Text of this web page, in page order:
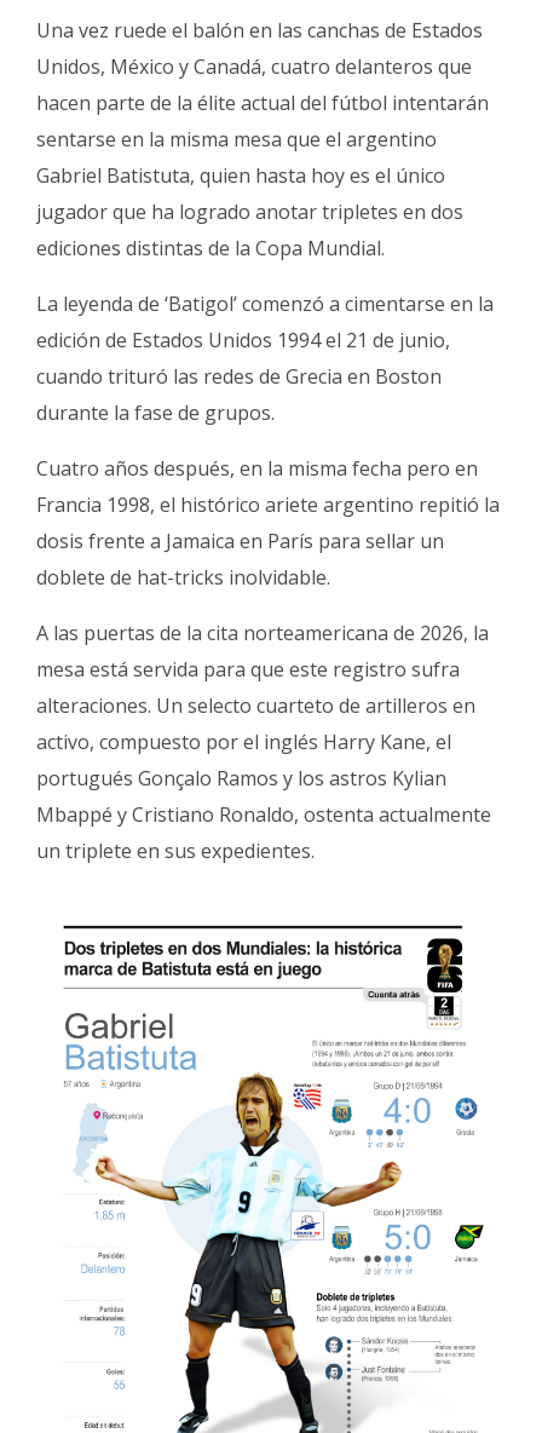
Una vez ruede el balón en las canchas de Estados
Unidos, México y Canadá, cuatro delanteros que
hacen parte de la élite actual del fútbol intentarán
sentarse en la misma mesa que el argentino
Gabriel Batistuta, quien hasta hoy es el único
jugador que ha logrado anotar tripletes en dos
ediciones distintas de la Copa Mundial.
La leyenda de ‘Batigol’ comenzó a cimentarse en la
edición de Estados Unidos 1994 el 21 de junio,
cuando trituró las redes de Grecia en Boston
durante la fase de grupos.
Cuatro años después, en la misma fecha pero en
Francia 1998, el histórico ariete argentino repitió la
dosis frente a Jamaica en París para sellar un
doblete de hat-tricks inolvidable.
A las puertas de la cita norteamericana de 2026, la
mesa está servida para que este registro sufra
alteraciones. Un selecto cuarteto de artilleros en
activo, compuesto por el inglés Harry Kane, el
portugués Gonçalo Ramos y los astros Kylian
Mbappé y Cristiano Ronaldo, ostenta actualmente
un triplete en sus expedientes.